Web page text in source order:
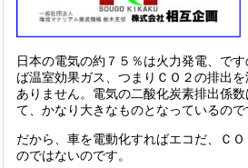
日本の電気の約７５％は火力発電、で
ば温室効果ガス、つまりＣＯ２の排出
ありません。電気の二酸化炭素排出係
て、かなり大きなものとなっているので
だから、車を電動化すればエコだ、Ｃ
のではないのです。